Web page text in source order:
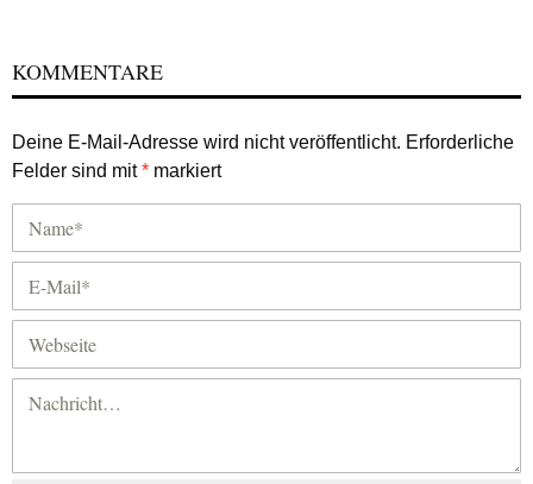
KOMMENTARE
Deine E-Mail-Adresse wird nicht veröffentlicht. Erforderliche
Felder sind mit* markiert